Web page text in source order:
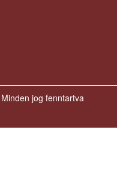
jog fenntartva